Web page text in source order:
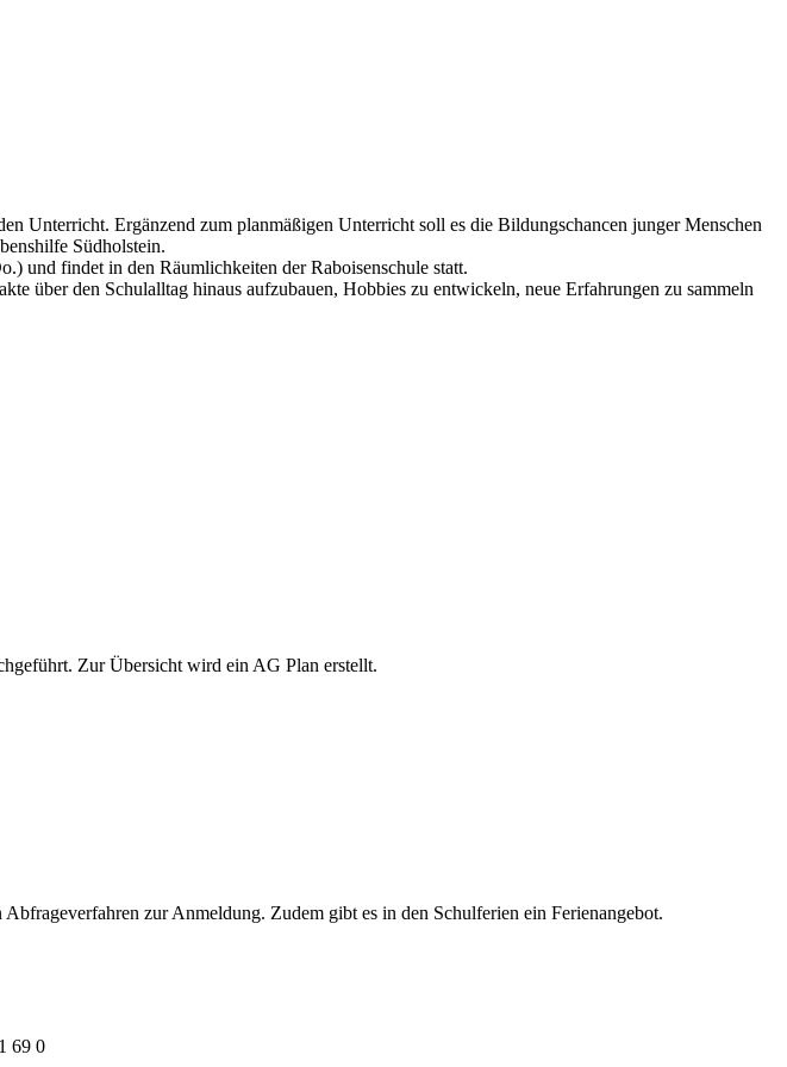
Unterricht. Ergänzend zum planmäßigen Unterricht soll es die Bildungschancen junger Menschen
Südholstein.
und findet in den Räumlichkeiten der Raboisenschule statt.
über den Schulalltag hinaus aufzubauen, Hobbies zu entwickeln, neue Erfahrungen zu sammeln
Zur Übersicht wird ein AG Plan erstellt.
zur Anmeldung. Zudem gibt es in den Schulferien ein Ferienangebot.
69 0